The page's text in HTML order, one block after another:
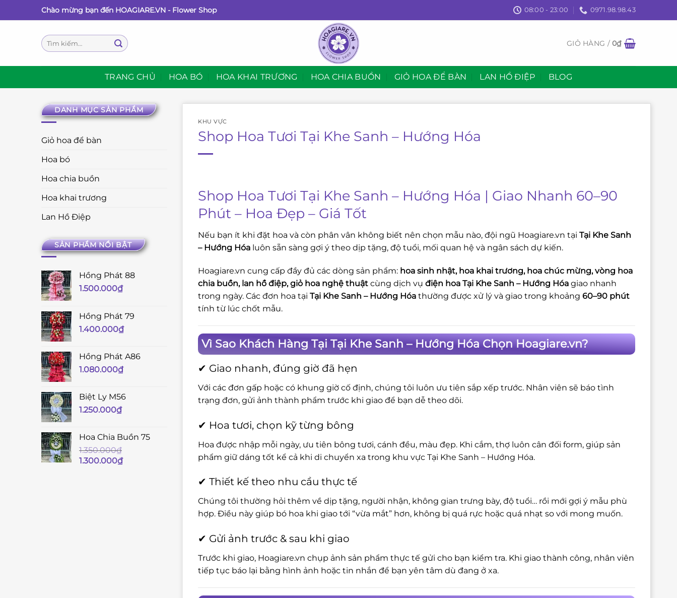
qua
Chào mừng bạn đến HOAGIARE.VN - Flower Shop 08:00 - 23:00 0971.98.98.43
Tìm
kiếm:
GIỎ HÀNG /0₫
TRANG CHỦ HOA BÓ HOA KHAI TRƯƠNG HOA CHIA BUỒN GIỎ HOA ĐỂ BÀN LAN HỒ ĐIỆP BLOG
DANH MỤC SẢN PHẨM
Giỏ hoa để bàn
Hoa bó
Hoa chia buồn
Hoa khai trương
Lan Hồ Điệp
SẢN PHẨM NỔI BẬT
Hồng Phát 88
1.500.000₫
Hồng Phát 79
1.400.000₫
Hồng Phát A86
1.080.000₫
Biệt Ly M56
1.250.000₫
Hoa Chia Buồn 75
1.350.000₫
Giá
1.300.000₫Giá
KHU VỰC
Shop Hoa Tươi Tại Khe Sanh – Hướng Hóa
Shop Hoa Tươi Tại Khe Sanh – Hướng Hóa | Giao Nhanh 60–90
Phút – Hoa Đẹp – Giá Tốt
Nếu bạn ít khi đặt hoa và còn phân vân không biết nên chọn mẫu nào, đội ngũ Hoagiare.vn tại Tại Khe Sanh
– Hướng Hóa luôn sẵn sàng gợi ý theo dịp tặng, độ tuổi, mối quan hệ và ngân sách dự kiến.
Hoagiare.vn cung cấp đầy đủ các dòng sản phẩm: hoa sinh nhật, hoa khai trương, hoa chúc mừng, vòng hoa
chia buồn, lan hồ điệp, giỏ hoa nghệ thuật cùng dịch vụ điện hoa Tại Khe Sanh – Hướng Hóa giao nhanh
trong ngày. Các đơn hoa tại Tại Khe Sanh – Hướng Hóa thường được xử lý và giao trong khoảng 60–90 phút
tính từ lúc chốt mẫu.
Vì Sao Khách Hàng Tại Tại Khe Sanh – Hướng Hóa Chọn Hoagiare.vn?
✔ Giao nhanh, đúng giờ đã hẹn
Với các đơn gấp hoặc có khung giờ cố định, chúng tôi luôn ưu tiên sắp xếp trước. Nhân viên sẽ báo tình
trạng đơn, gửi ảnh thành phẩm trước khi giao để bạn dễ theo dõi.
✔ Hoa tươi, chọn kỹ từng bông
Hoa được nhập mỗi ngày, ưu tiên bông tươi, cánh đều, màu đẹp. Khi cắm, thợ luôn cân đối form, giúp sản
phẩm giữ dáng tốt kể cả khi di chuyển xa trong khu vực Tại Khe Sanh – Hướng Hóa.
✔ Thiết kế theo nhu cầu thực tế
Chúng tôi thường hỏi thêm về dịp tặng, người nhận, không gian trưng bày, độ tuổi… rồi mới gợi ý mẫu phù
hợp. Điều này giúp bó hoa khi giao tới “vừa mắt” hơn, không bị quá rực hoặc quá nhạt so với mong muốn.
✔ Gửi ảnh trước & sau khi giao
Trước khi giao, Hoagiare.vn chụp ảnh sản phẩm thực tế gửi cho bạn kiểm tra. Khi giao thành công, nhân viên
tiếp tục báo lại bằng hình ảnh hoặc tin nhắn để bạn yên tâm dù đang ở xa.